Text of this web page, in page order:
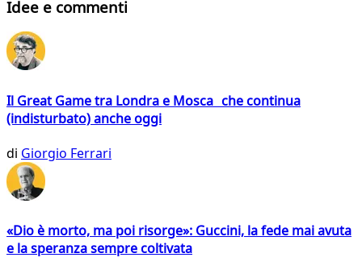
Idee e commenti
Il Great Game tra Londra e Mosca che continua
(indisturbato) anche oggi
di Giorgio Ferrari
«Dio è morto, ma poi risorge»: Guccini, la fede mai avuta
e la speranza sempre coltivata